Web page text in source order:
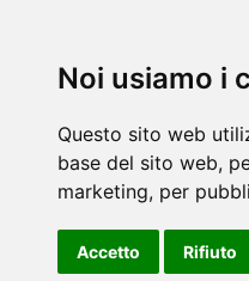
Noi usiamo i
Questo sito web
base del sito web,
marketing, per
Accetto Rifiuto